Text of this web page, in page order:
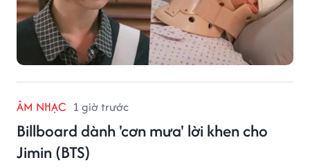
ÂM NHẠC 1 giờ trước
Billboard dành 'cơn mưa' lời khen cho
Jimin (BTS)